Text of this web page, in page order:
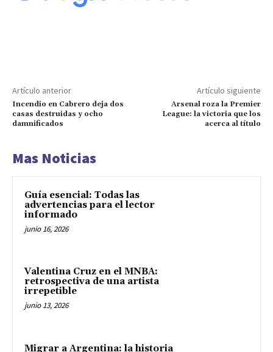
Artículo anterior
Incendio en Cabrero deja dos
casas destruidas y ocho
damnificados
Artículo siguiente
Arsenal roza la Premier
League: la victoria que los
acerca al título
Mas Noticias
Guía esencial: Todas las
advertencias para el lector
informado
junio 16, 2026
Valentina Cruz en el MNBA:
retrospectiva de una artista
irrepetible
junio 13, 2026
Migrar a Argentina: la historia